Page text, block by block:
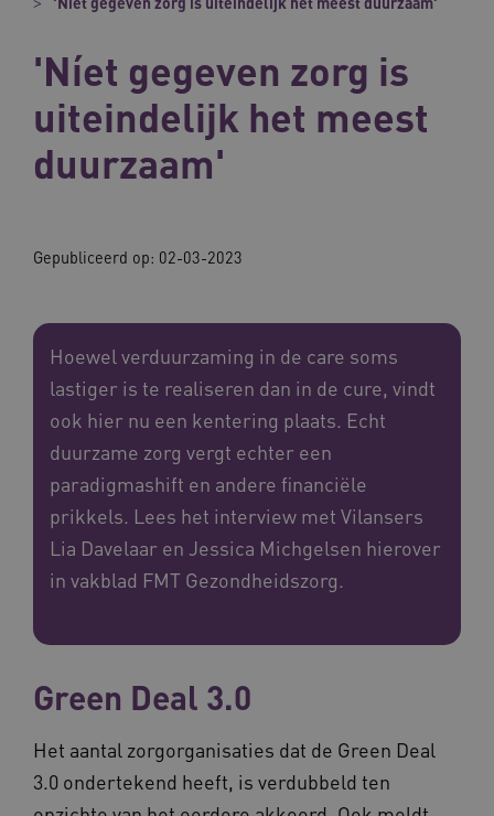
'Níet gegeven zorg is
uiteindelijk het meest
duurzaam'
Gepubliceerd op: 02-03-2023
Hoewel verduurzaming in de care soms
lastiger is te realiseren dan in de cure, vindt
ook hier nu een kentering plaats. Echt
duurzame zorg vergt echter een
paradigmashift en andere financiële
prikkels. Lees het interview met Vilansers
Lia Davelaar en Jessica Michgelsen hierover
in vakblad FMT Gezondheidszorg.
Green Deal 3.0
Het aantal zorgorganisaties dat de Green Deal
3.0 ondertekend heeft, is verdubbeld ten